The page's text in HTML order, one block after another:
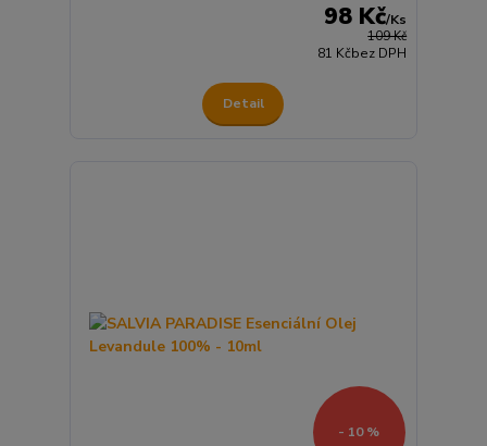
109 Kč
98 Kč/Ks
81 Kčbez DPH
Detail
- 10 %